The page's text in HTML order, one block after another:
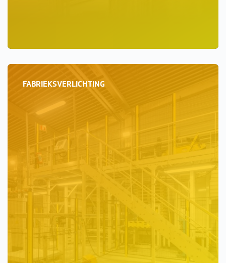
FABRIEKSVERLICHTING